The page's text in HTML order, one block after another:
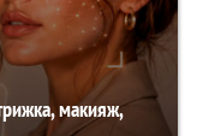
макияж,